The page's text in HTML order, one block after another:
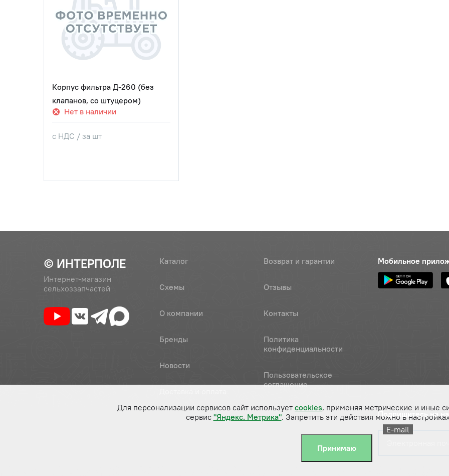
Корпус фильтра Д-260 (без
клапанов, со штуцером)
Нет в наличии
с НДС / за шт
© ИНТЕРПОЛЕ
Интернет-магазин
сельхоззапчастей
Каталог
Схемы
О компании
Бренды
Новости
Возврат и гарантии
Отзывы
Контакты
Политика
конфиденциальности
Пользовательское
соглашение
Мобильное
Подпишитесь на
E-mail
Для персонализации сервисов сайт использует cookies, применяя метрические и иные
сервис "Яндекс. Метрика". Запретить эти действия можно в
Принимаю